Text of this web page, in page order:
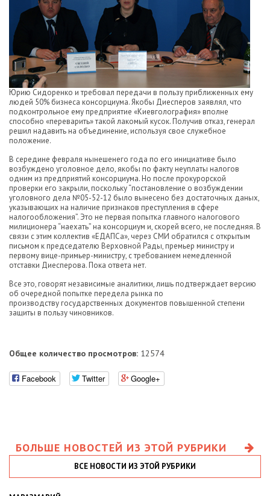
Юрию Сидоренко и требовал передачи в пользу приближенных ему
людей 50% бизнеса консорциума. Якобы Диесперов заявлял, что
подконтрольное ему предприятие «Киевголография» вполне
способно «переварить» такой лакомый кусок. Получив отказ, генерал
решил надавить на объединение, используя свое служебное
положение.
В середине февраля нынешенего года по его инициативе было
возбуждено уголовное дело, якобы по факту неуплаты налогов
одним из предприятий консорциума. Но после прокурорской
проверки его закрыли, поскольку “постановление о возбуждении
уголовного дела №05-52-12 было вынесено без достаточных даных,
указывающих на наличие признаков преступления в сфере
налогообложения”. Это не первая попытка главного налогового
милиционера “наехать” на консорциум и, скорей всего, не последняя. В
связи с этим коллектив «ЕДАПСа», через СМИ обратился с открытым
письмом к председателю Верховной Рады, премьер министру и
первому вице-примьер-министру, с требованием немедленной
отставки Диесперова. Пока ответа нет.
Все это, говорят независимые аналитики, лишь подтверждает версию
об очередной попытке передела рынка по
производству государственных документов повышенной степени
защиты в пользу чиновников.
Общее количество просмотров: 12574
Facebook Twitter Google+
БОЛЬШЕ НОВОСТЕЙ ИЗ ЭТОЙ РУБРИКИ
ВСЕ НОВОСТИ ИЗ ЭТОЙ РУБРИКИ